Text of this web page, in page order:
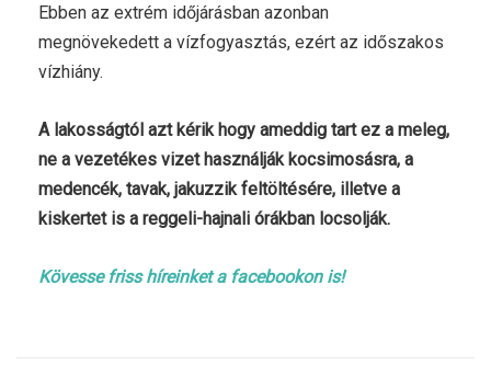
Ebben az extrém időjárásban azonban
megnövekedett a vízfogyasztás, ezért az időszakos
vízhiány.
A lakosságtól azt kérik hogy ameddig tart ez a meleg,
ne a vezetékes vizet használják kocsimosásra, a
medencék, tavak, jakuzzik feltöltésére, illetve a
kiskertet is a reggeli-hajnali órákban locsolják.
Kövesse friss híreinket a facebookon is!